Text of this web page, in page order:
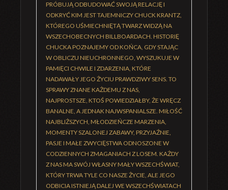
PRÓBUJĄ ODBUDOWAĆ SWOJĄ RELACJĘ I
ODKRYĆ KIM JEST TAJEMNICZY CHUCK KRANTZ,
KTÓREGO UŚMIECHNIĘTĄ TWARZ WIDZĄ NA
WSZECHOBECNYCH BILLBOARDACH. HISTORIĘ
CHUCKA POZNAJEMY OD KOŃCA, GDY STAJĄC
W OBLICZU NIEUCHRONNEGO, WYSZUKUJE W
PAMIĘCI CHWILE I ZDARZENIA, KTÓRE
NADAWAŁY JEGO ŻYCIU PRAWDZIWY SENS. TO
SPRAWY ZNANE KAŻDEMU Z NAS,
NAJPROSTSZE, KTOŚ POWIEDZIAŁBY, ŻE WRĘCZ
BANALNE, A JEDNAK NAJWSPANIALSZE. MIŁOŚĆ
NAJBLIŻSZYCH, MŁODZIEŃCZE MARZENIA,
MOMENTY SZALONEJ ZABAWY, PRZYJAŹNIE,
PASJE I MAŁE ZWYCIĘSTWA ODNOSZONE W
CODZIENNYCH ZMAGANIACH Z LOSEM. KAŻDY
Z NAS MA SWÓJ WŁASNY MAŁY WSZECHŚWIAT,
KTÓRY TRWA TYLE CO NASZE ŻYCIE, ALE JEGO
ODBICIA ISTNIEJĄ DALEJ WE WSZECHŚWIATACH